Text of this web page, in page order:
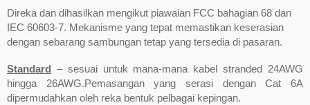
Direka dan dihasilkan mengikut piawaian FCC bahagian 68 dan
IEC 60603-7. Mekanisme yang tepat memastikan keserasian
dengan sebarang sambungan tetap yang tersedia di pasaran.
Standard – sesuai untuk mana-mana kabel stranded 24AWG
hingga 26AWG.Pemasangan yang serasi dengan Cat 6A
dipermudahkan oleh reka bentuk pelbagai kepingan.